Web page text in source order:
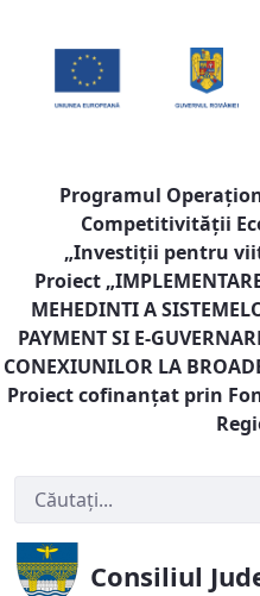
Programul
Competitivităţii
„Investiţii pentru
Proiect „
MEHEDINTI A
PAYMENT SI E-
CONEXIUNILOR LA
Proiect cofinanţat prin
Consiliul